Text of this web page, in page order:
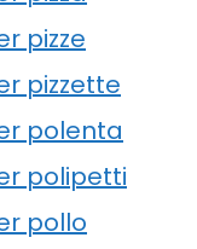
pizze
pizzette
polenta
polipetti
pollo